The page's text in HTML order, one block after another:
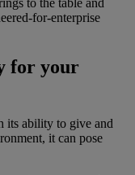
for-enterprise
for your
its ability to give and
it can pose